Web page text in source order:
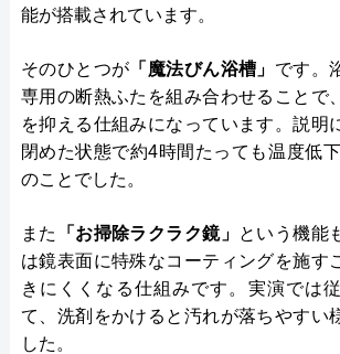
能が搭載されています。
そのひとつが 「魔法びん浴槽」 です。
専用の断熱ふたを組み合わせることで
を抑える仕組みになっています。説明
閉めた状態で約4時間たっても温度低
のことでした。
また 「お掃除ラクラク鏡」 という機能
は鏡表面に特殊なコーティングを施す
きにくくなる仕組みです。実演では
て、洗剤をかけると汚れが落ちやすい
した。